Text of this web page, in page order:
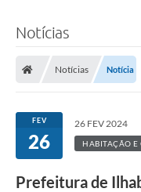
Notícias
Notícias Notícia
FEV
26
26 FEV 2024
HABITAÇÃO E
Prefeitura de